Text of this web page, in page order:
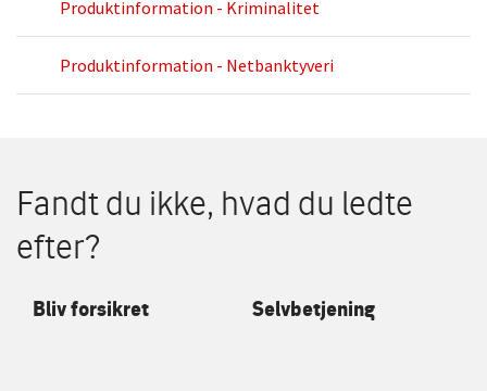
Produktinformation - Kriminalitet
Produktinformation - Netbanktyveri
Fandt du ikke, hvad du ledte
efter?
Bliv forsikret Selvbetjening